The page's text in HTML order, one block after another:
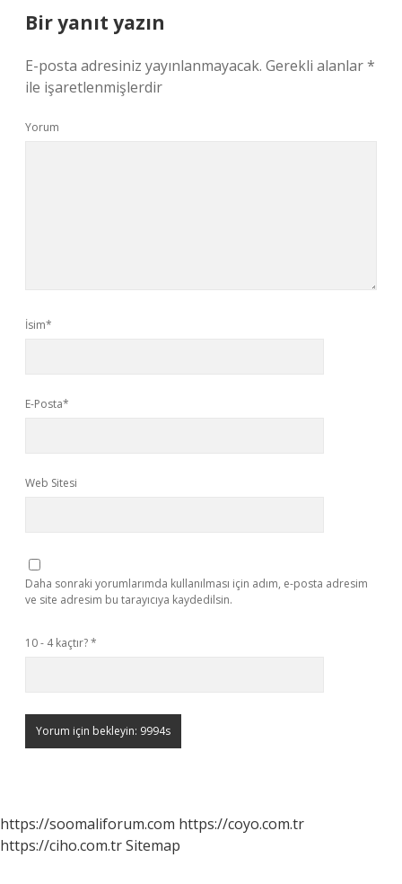
Bir yanıt yazın
E-posta adresiniz yayınlanmayacak. Gerekli alanlar*
ile işaretlenmişlerdir
Yorum
İsim*
E-Posta*
Web Sitesi
Daha sonraki yorumlarımda kullanılması için adım, e-posta adresim
ve site adresim bu tarayıcıya kaydedilsin.
10 - 4 kaçtır?*
https://soomaliforum.com https://coyo.com.tr
https://ciho.com.trSitemap